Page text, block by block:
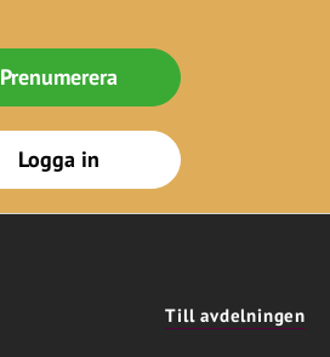
Prenumerera
Logga in
Till avdelningen